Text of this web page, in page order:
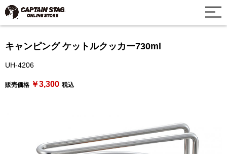
キャンピング ケットルクッカー730ml
UH-4206
販売価格 ￥3,300 税込